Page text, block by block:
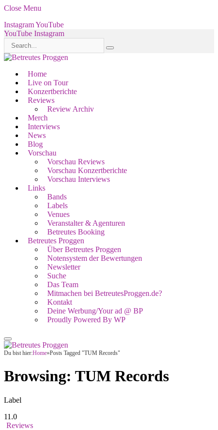
Close Menu
InstagramYouTube
YouTube Instagram
Home
Live on Tour
Konzertberichte
Reviews
Review Archiv
Merch
Interviews
News
Blog
Vorschau
Vorschau Reviews
Vorschau Konzertberichte
Vorschau Interviews
Links
Bands
Labels
Venues
Veranstalter & Agenturen
Betreutes Booking
Betreutes Proggen
Über Betreutes Proggen
Notensystem der Bewertungen
Newsletter
Suche
Das Team
Mitmachen bei BetreutesProggen.de?
Kontakt
Deine Werbung/Your ad @ BP
Proudly Powered By WP
Du bist hier:Home»Posts Tagged "TUM Records"
Browsing: TUM Records
Label
11.0
Reviews